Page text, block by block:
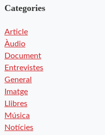
Categories
Article
Àudio
Document
Entrevistes
General
Imatge
Llibres
Música
Notícies